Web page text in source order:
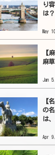
り
は？
May
【
麻
Jan
【
の
は
Apr